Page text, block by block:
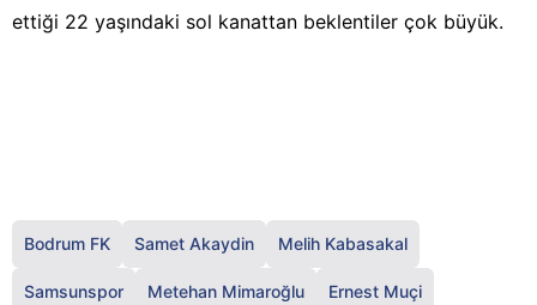
ettiği 22 yaşındaki sol kanattan beklentiler çok büyük.
Bodrum FK Samet Akaydin Melih Kabasakal
Samsunspor Metehan Mimaroğlu Ernest Muçi